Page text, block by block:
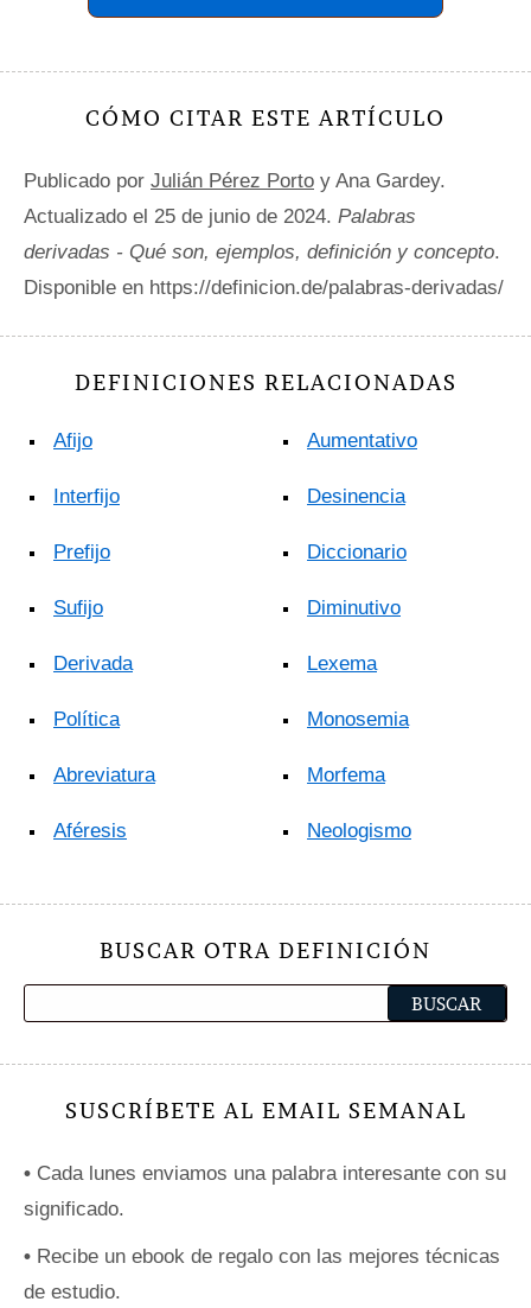
CÓMO CITAR ESTE ARTÍCULO
Publicado por Julián Pérez Porto y Ana Gardey.
Actualizado el 25 de junio de 2024. Palabras
derivadas - Qué son, ejemplos, definición y concepto.
Disponible en https://definicion.de/palabras-derivadas/
DEFINICIONES RELACIONADAS
Afijo
Interfijo
Prefijo
Sufijo
Derivada
Política
Abreviatura
Aféresis
Aumentativo
Desinencia
Diccionario
Diminutivo
Lexema
Monosemia
Morfema
Neologismo
BUSCAR OTRA DEFINICIÓN
SUSCRÍBETE AL EMAIL SEMANAL
• Cada lunes enviamos una palabra interesante con su
significado.
• Recibe un ebook de regalo con las mejores técnicas
de estudio.